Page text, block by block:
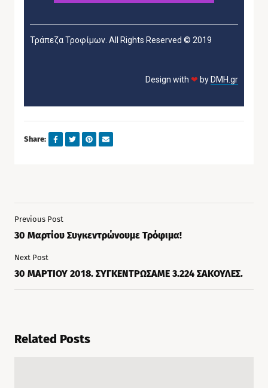
Τράπεζα Τροφίμων. All Rights Reserved © 2019
Design with ❤ by DMH.gr
Share:
Previous Post
30 Μαρτίου Συγκεντρώνουμε Τρόφιμα!
Next Post
30 ΜΑΡΤΙΟΥ 2018. ΣΥΓΚΕΝΤΡΩΣΑΜΕ 3.224 ΣΑΚΟΥΛΕΣ.
Related Posts